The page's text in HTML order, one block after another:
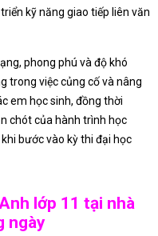
kỹ năng giao tiếp liên văn
phong phú và độ khó
trong việc củng cố và nâng
em học sinh, đồng thời
chót của hành trình học
bước vào kỳ thi đại học
lớp 11 tại nhà
ngày